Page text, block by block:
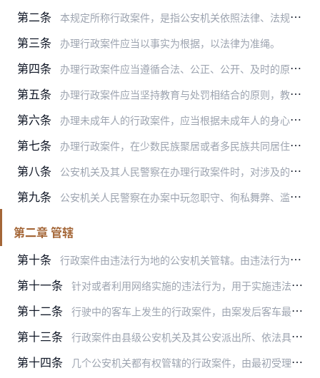
第二条 本规定所称行政案件，是指公安机关依照法律、法规和规章的规定对违法行为人决定行政处罚以及强制隔离戒毒、收容教育等处理措施的案件。
第三条 办理行政案件应当以事实为根据，以法律为准绳。
第四条 办理行政案件应当遵循合法、公正、公开、及时的原则，尊重和保障人权，保护公民的人格尊严。
第五条 办理行政案件应当坚持教育与处罚相结合的原则，教育公民、法人和其他组织自觉守法。
第六条 办理未成年人的行政案件，应当根据未成年人的身心特点，保障其合法权益。
第七条 办理行政案件，在少数民族聚居或者多民族共同居住的地区，应当使用当地通用的语言进行询问。对不通晓当地通用语言文字的当事人，应当为他们提供翻译。
第八条 公安机关及其人民警察在办理行政案件时，对涉及的国家秘密、商业秘密或者个人隐私，应当保密。
第九条 公安机关人民警察在办案中玩忽职守、徇私舞弊、滥用职权、索取或者收受他人财物的，依法给予处分；构成犯罪的，依法追究刑事责任。
第二章 管辖
第十条
行政案件由违法行为地的公安机关管辖。由违法行为人居住地公安机关管辖更为适宜的，可以由违法行为人居住地公安机关管辖，但是涉及卖淫、嫖娼、赌博、毒品的案件除外。
第十一条 针对或者利用网络实施的违法行为，用于实施违法行为的网站服务器所在地、网络接入地以及网站建立者或者管理者所在地，被侵害的网络及其运营者所在地，违法过程中违法行为人…
第十二条 行驶中的客车上发生的行政案件，由案发后客车最初停靠地公安机关管辖；必要时，始发地、途经地、到达地公安机关也可以管辖。
第十三条 行政案件由县级公安机关及其公安派出所、依法具有独立执法主体资格的公安机关业务部门以及出入境边防检查站按照法律、行政法规、规章授权和管辖分工办理，但法律、行政法规…
第十四条 几个公安机关都有权管辖的行政案件，由最初受理的公安机关管辖。必要时，可以由主要违法行为地公安机关管辖。